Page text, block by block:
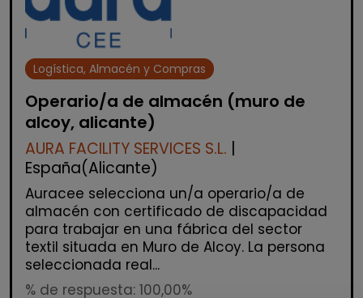
Logística, Almacén y Compras
Operario/a de almacén (muro de
alcoy, alicante)
AURA FACILITY SERVICES S.L. |
España(Alicante)
Auracee selecciona un/a operario/a de
almacén con certificado de discapacidad
para trabajar en una fábrica del sector
textil situada en Muro de Alcoy. La persona
seleccionada real...
% de respuesta: 100,00%